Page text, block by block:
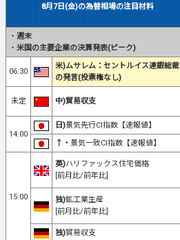
8月7日(金)の為替相場の注目材料
・ 週末
・ 米国の主要企業の決算発表(ピーク)
06:30
米)ムサレム：セントルイス連銀総裁
の発言(投票権なし)
未定 中)貿易収支
14:00
日)景気先行CI指数【速報値】
↑・ 景気一致CI指数【速報値】
15:00
英)ハリファックス住宅価格
[前月比/前年比]
独)鉱工業生産
[前月比/前年比]
独)貿易収支